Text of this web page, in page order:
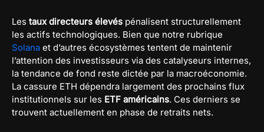
Les taux directeurs élevés pénalisent structurellement
les actifs technologiques. Bien que notre rubrique
Solana et d’autres écosystèmes tentent de maintenir
l’attention des investisseurs via des catalyseurs internes,
la tendance de fond reste dictée par la macroéconomie.
La cassure ETH dépendra largement des prochains flux
institutionnels sur les ETF américains. Ces derniers se
trouvent actuellement en phase de retraits nets.